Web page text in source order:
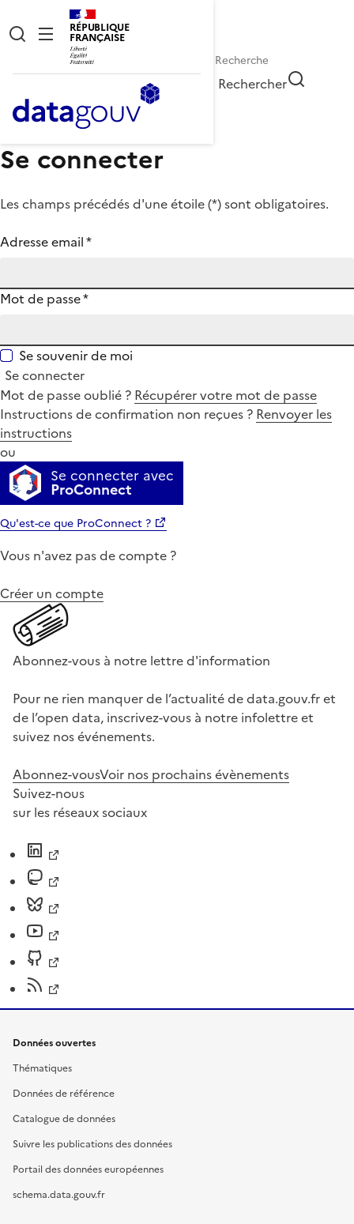
RÉPUBLIQUE
FRANÇAISE
Rechercher
Se connecter
Les champs précédés d'une étoile (*) sont obligatoires.
Adresse email*
Mot de passe*
Se souvenir de moi
Se connecter
Mot de passe oublié ? Récupérer votre mot de passe
Instructions de confirmation non reçues ? Renvoyer les
instructions
ou
Se connecter avec
ProConnect
Qu'est-ce que ProConnect ?
Vous n'avez pas de compte ?
Créer un compte
Abonnez-vous à notre lettre d'information
Pour ne rien manquer de l’actualité de data.gouv.fr et
de l’open data, inscrivez-vous à notre infolettre et
suivez nos événements.
Abonnez-vousVoir nos prochains évènements
Suivez-nous
sur les réseaux sociaux
Données ouvertes
Thématiques
Données de référence
Catalogue de données
Suivre les publications des données
Portail des données européennes
schema.data.gouv.fr